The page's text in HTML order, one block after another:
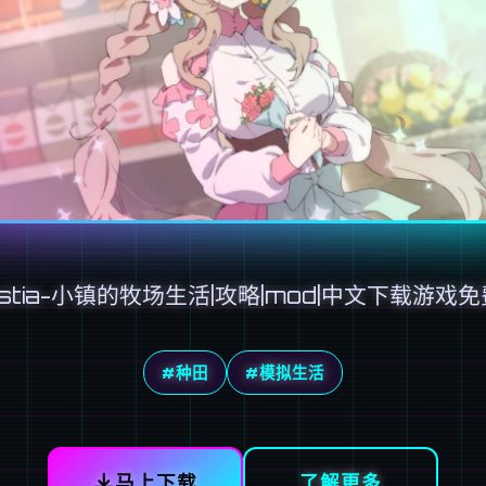
小镇的牧场生活|攻略|mod|中文下载游戏免
#种田 #模拟生活